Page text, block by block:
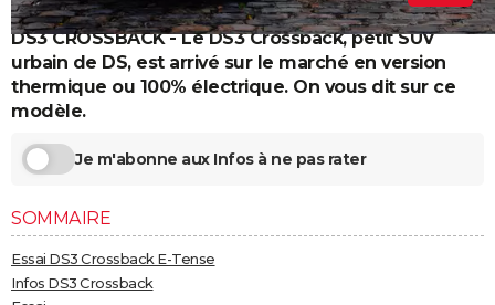
Destinations
City break
Voyage nature
Voyage de noces
Forum
Climat
+
PHOTO
GUIDES D'ACHAT
BONS PLANS
CARTE DE VOEUX
PROGRAMME TV
COPAINS D'AVANT
DS3 CROSSBACK - Le DS3 Crossback, petit SUV
urbain de DS, est arrivé sur le marché en version
thermique ou 100% électrique. On vous dit sur ce
modèle.
Je m'abonne aux Infos à ne pas rater
SOMMAIRE
Essai DS3 Crossback E-Tense
Infos DS3 Crossback